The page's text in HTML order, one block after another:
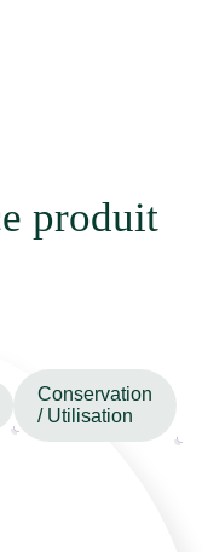
produit
Conservation
/ Utilisation